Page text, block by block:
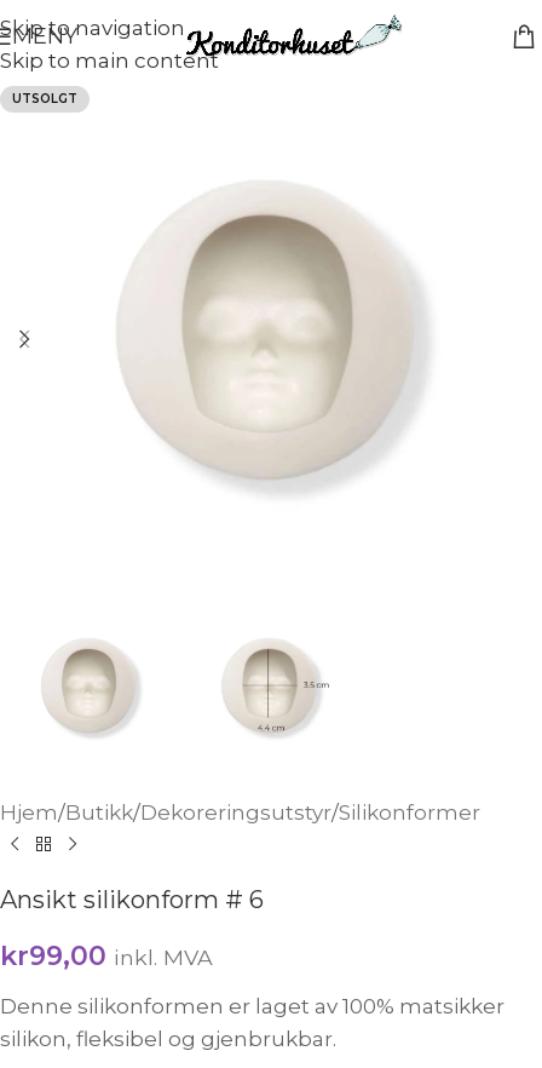
Skip to navigation
Skip to main content
MENY
UTSOLGT
Hjem/Butikk/Dekoreringsutstyr/Silikonformer
Ansikt silikonform # 6
kr99,00 inkl. MVA
Denne silikonformen er laget av 100% matsikker
silikon, fleksibel og gjenbrukbar.